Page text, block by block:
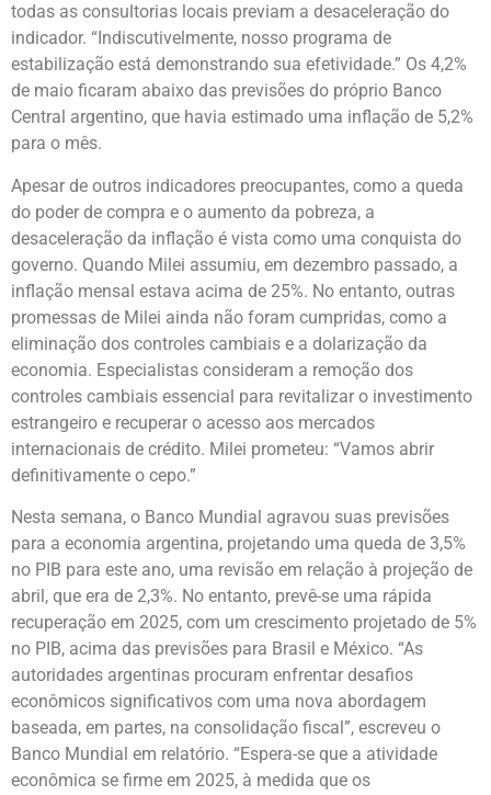
todas as consultorias locais previam a desaceleração do
indicador. “Indiscutivelmente, nosso programa de
estabilização está demonstrando sua efetividade.” Os 4,2%
de maio ficaram abaixo das previsões do próprio Banco
Central argentino, que havia estimado uma inflação de 5,2%
para o mês.
Apesar de outros indicadores preocupantes, como a queda
do poder de compra e o aumento da pobreza, a
desaceleração da inflação é vista como uma conquista do
governo. Quando Milei assumiu, em dezembro passado, a
inflação mensal estava acima de 25%. No entanto, outras
promessas de Milei ainda não foram cumpridas, como a
eliminação dos controles cambiais e a dolarização da
economia. Especialistas consideram a remoção dos
controles cambiais essencial para revitalizar o investimento
estrangeiro e recuperar o acesso aos mercados
internacionais de crédito. Milei prometeu: “Vamos abrir
definitivamente o cepo.”
Nesta semana, o Banco Mundial agravou suas previsões
para a economia argentina, projetando uma queda de 3,5%
no PIB para este ano, uma revisão em relação à projeção de
abril, que era de 2,3%. No entanto, prevê-se uma rápida
recuperação em 2025, com um crescimento projetado de 5%
no PIB, acima das previsões para Brasil e México. “As
autoridades argentinas procuram enfrentar desafios
econômicos significativos com uma nova abordagem
baseada, em partes, na consolidação fiscal”, escreveu o
Banco Mundial em relatório. “Espera-se que a atividade
econômica se firme em 2025, à medida que os